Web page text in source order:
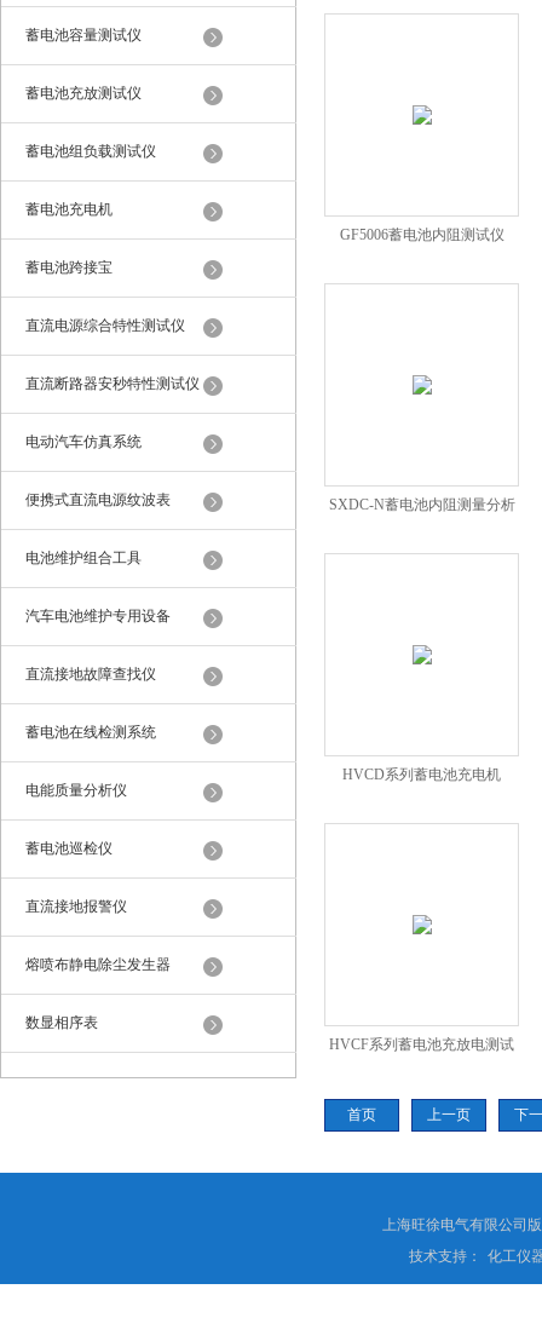
蓄电池容量测试仪
蓄电池充放测试仪
蓄电池组负载测试仪
蓄电池充电机
蓄电池跨接宝
直流电源综合特性测试仪
直流断路器安秒特性测试仪
电动汽车仿真系统
便携式直流电源纹波表
电池维护组合工具
汽车电池维护专用设备
直流接地故障查找仪
蓄电池在线检测系统
电能质量分析仪
蓄电池巡检仪
直流接地报警仪
熔喷布静电除尘发生器
数显相序表
GF5006蓄电池内阻测试仪
SXDC-N蓄电池内阻测量分析
HVCD系列蓄电池充电机
HVCF系列蓄电池充放电测试
首页
上一页 下
上海旺徐电气有限公司
技术支持：
化工仪